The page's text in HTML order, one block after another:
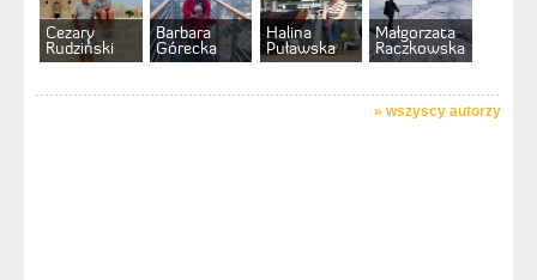
Cezary
Rudziński
Barbara
Górecka
Halina
Puławska
Małgorzata
Raczkowska
» wszyscy autorzy